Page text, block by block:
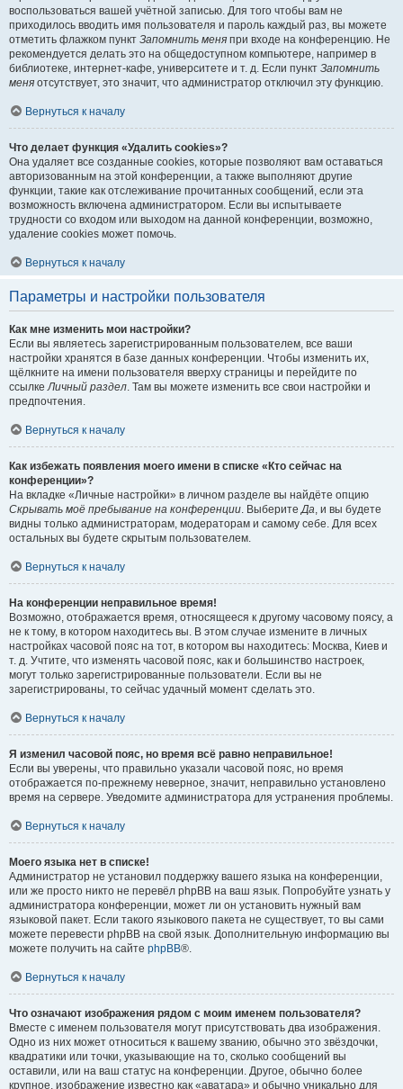
воспользоваться вашей учётной записью. Для того чтобы вам не
приходилось вводить имя пользователя и пароль каждый раз, вы можете
отметить флажком пункт Запомнить меня при входе на конференцию. Не
рекомендуется делать это на общедоступном компьютере, например в
библиотеке, интернет-кафе, университете и т. д. Если пункт Запомнить
меня отсутствует, это значит, что администратор отключил эту функцию.
Вернуться к началу
Что делает функция «Удалить cookies»?
Она удаляет все созданные cookies, которые позволяют вам оставаться
авторизованным на этой конференции, а также выполняют другие
функции, такие как отслеживание прочитанных сообщений, если эта
возможность включена администратором. Если вы испытываете
трудности со входом или выходом на данной конференции, возможно,
удаление cookies может помочь.
Вернуться к началу
Параметры и настройки пользователя
Как мне изменить мои настройки?
Если вы являетесь зарегистрированным пользователем, все ваши
настройки хранятся в базе данных конференции. Чтобы изменить их,
щёлкните на имени пользователя вверху страницы и перейдите по
ссылкеЛичный раздел. Там вы можете изменить все свои настройки и
предпочтения.
Вернуться к началу
Как избежать появления моего имени в списке «Кто сейчас на
конференции»?
На вкладке «Личные настройки» в личном разделе вы найдёте опцию
Скрывать моё пребывание на конференции. ВыберитеДа, и вы будете
видны только администраторам, модераторам и самому себе. Для всех
остальных вы будете скрытым пользователем.
Вернуться к началу
На конференции неправильное время!
Возможно, отображается время, относящееся к другому часовому поясу, а
не к тому, в котором находитесь вы. В этом случае измените в личных
настройках часовой пояс на тот, в котором вы находитесь: Москва, Киев и
т. д. Учтите, что изменять часовой пояс, как и большинство настроек,
могут только зарегистрированные пользователи. Если вы не
зарегистрированы, то сейчас удачный момент сделать это.
Вернуться к началу
Я изменил часовой пояс, но время всё равно неправильное!
Если вы уверены, что правильно указали часовой пояс, но время
отображается по-прежнему неверное, значит, неправильно установлено
время на сервере. Уведомите администратора для устранения проблемы.
Вернуться к началу
Моего языка нет в списке!
Администратор не установил поддержку вашего языка на конференции,
или же просто никто не перевёл phpBB на ваш язык. Попробуйте узнать у
администратора конференции, может ли он установить нужный вам
языковой пакет. Если такого языкового пакета не существует, то вы сами
можете перевести phpBB на свой язык. Дополнительную информацию вы
можете получить на сайте phpBB®.
Вернуться к началу
Что означают изображения рядом с моим именем пользователя?
Вместе с именем пользователя могут присутствовать два изображения.
Одно из них может относиться к вашему званию, обычно это звёздочки,
квадратики или точки, указывающие на то, сколько сообщений вы
оставили, или на ваш статус на конференции. Другое, обычно более
крупное, изображение известно как «аватара» и обычно уникально для